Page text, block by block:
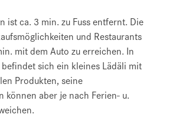
ist ca. 3 min. zu Fuss entfernt. Die
und Restaurants
mit dem Auto zu erreichen. In
sich ein kleines Lädäli mit
Produkten, seine
können aber je nach Ferien- u.